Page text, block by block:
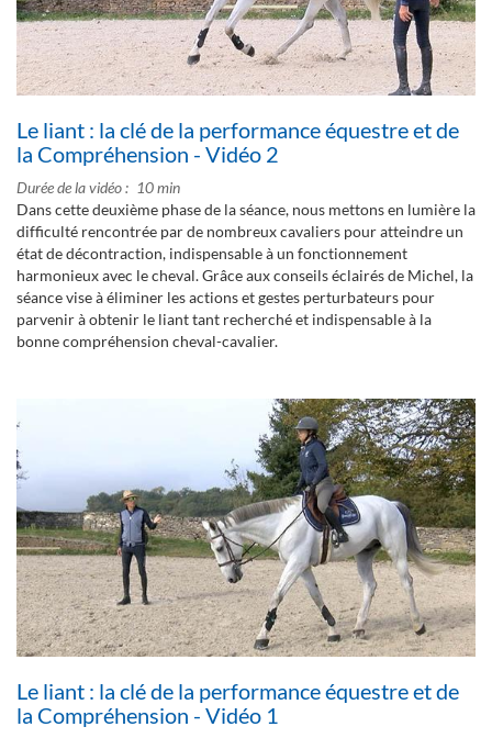
Le liant : la clé de la performance équestre et de
la Compréhension - Vidéo 2
Durée de la vidéo
10 min
Dans cette deuxième phase de la séance, nous mettons en lumière la
difficulté rencontrée par de nombreux cavaliers pour atteindre un
état de décontraction, indispensable à un fonctionnement
harmonieux avec le cheval. Grâce aux conseils éclairés de Michel, la
séance vise à éliminer les actions et gestes perturbateurs pour
parvenir à obtenir le liant tant recherché et indispensable à la
bonne compréhension cheval-cavalier.
Le liant : la clé de la performance équestre et de
la Compréhension - Vidéo 1